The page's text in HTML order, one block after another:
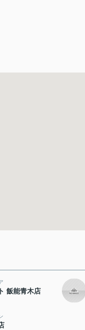
飯能青木店